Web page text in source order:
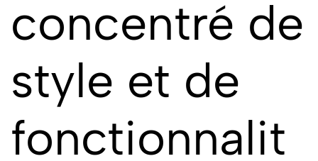
concentré de
style et de
fonctionnalit